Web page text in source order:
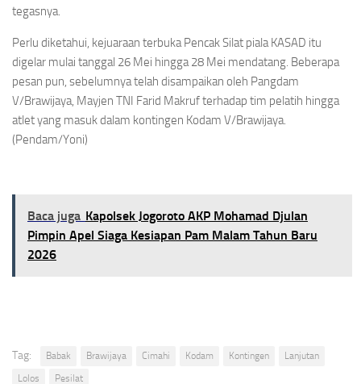
tegasnya.
Perlu diketahui, kejuaraan terbuka Pencak Silat piala KASAD itu
digelar mulai tanggal 26 Mei hingga 28 Mei mendatang. Beberapa
pesan pun, sebelumnya telah disampaikan oleh Pangdam
V/Brawijaya, Mayjen TNI Farid Makruf terhadap tim pelatih hingga
atlet yang masuk dalam kontingen Kodam V/Brawijaya.
(Pendam/Yoni)
Baca juga Kapolsek Jogoroto AKP Mohamad Djulan
Pimpin Apel Siaga Kesiapan Pam Malam Tahun Baru
2026
Tag: Babak Brawijaya Cimahi Kodam Kontingen
Lanjutan
Lolos
Pesilat